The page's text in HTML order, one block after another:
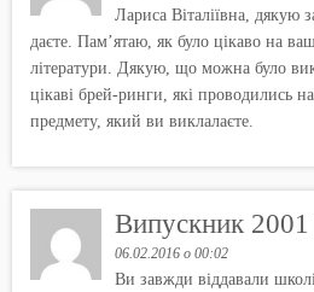
Лариса Віталіївна, дякую
даєте. Пам’ятаю, як було цікаво на
літератури. Дякую, що можна було
цікаві брей-ринги, які проводились
предмету, який ви виклалаєте.
Випускник
06.02.2016 о 00:02
Ви завжди віддавали